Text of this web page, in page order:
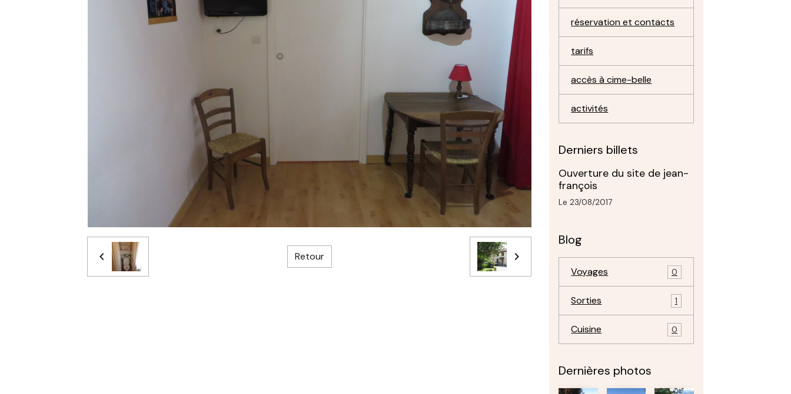
Retour
réservation et contacts
tarifs
accès à cime-belle
activités
Derniers billets
Ouverture du site de jean-
françois
Le 23/08/2017
Blog
Voyages 0
Sorties 1
Cuisine 0
Dernières photos